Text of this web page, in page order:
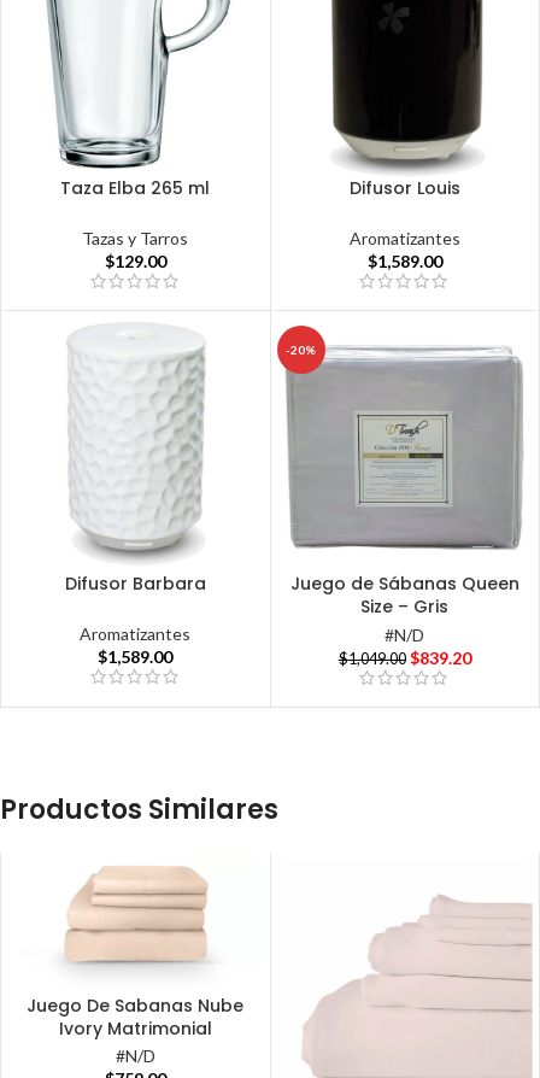
Taza Elba 265 ml
Tazas y Tarros
$129.00
Difusor Louis
Aromatizantes
$1,589.00
Difusor Barbara
Aromatizantes
$1,589.00
-20%
Juego de Sábanas Queen
Size – Gris
#N/D
$1,049.00 $839.20
Productos Similares
Juego De Sabanas Nube
Ivory Matrimonial
#N/D